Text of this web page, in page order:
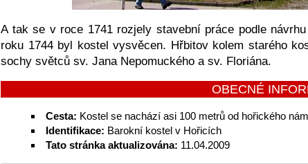
A tak se v roce 1741 rozjely stavební práce podle
roku 1744 byl kostel vysvěcen. Hřbitov kolem starého
sochy světců sv. Jana Nepomuckého a sv. Floriána.
OBECNÉ
Cesta: Kostel se nachází asi 100 metrů od hořického
Identifikace: Barokní kostel v Hořicích
Tato stránka aktualizována: 11.04.2009